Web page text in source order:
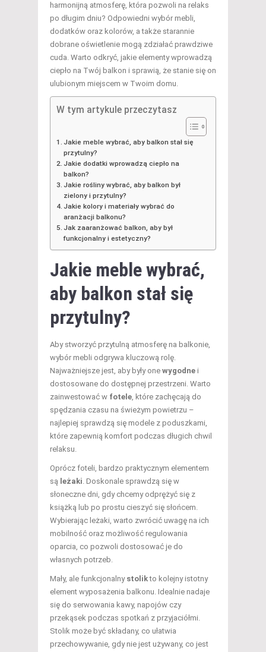
harmonijną atmosferę, która pozwoli na relaks
po długim dniu? Odpowiedni wybór mebli,
dodatków oraz kolorów, a także starannie
dobrane oświetlenie mogą zdziałać prawdziwe
cuda. Warto odkryć, jakie elementy wprowadzą
ciepło na Twój balkon i sprawią, że stanie się on
ulubionym miejscem w Twoim domu.
W tym artykule przeczytasz
Jakie meble wybrać, aby balkon stał się
przytulny?
Jakie dodatki wprowadzą ciepło na
balkon?
Jakie rośliny wybrać, aby balkon był
zielony i przytulny?
Jakie kolory i materiały wybrać do
aranżacji balkonu?
Jak zaaranżować balkon, aby był
funkcjonalny i estetyczny?
Jakie meblewybrać,
aby balkon stał się
przytulny?
Aby stworzyć przytulną atmosferę na balkonie,
wybór mebli odgrywa kluczową rolę.
Najważniejsze jest, aby były one wygodne i
dostosowane do dostępnej przestrzeni. Warto
zainwestować w fotele, które zachęcają do
spędzania czasu na świeżym powietrzu –
najlepiej sprawdzą się modele z poduszkami,
które zapewnią komfort podczas długich chwil
relaksu.
Oprócz foteli, bardzo praktycznym elementem
są leżaki. Doskonale sprawdzą się w
słoneczne dni, gdy chcemy odprężyć się z
książką lub po prostu cieszyć się słońcem.
Wybierając leżaki, warto zwrócić uwagę na ich
mobilność oraz możliwość regulowania
oparcia, co pozwoli dostosować je do
własnych potrzeb.
Mały, ale funkcjonalny stolikto kolejny istotny
element wyposażenia balkonu. Idealnie nadaje
się do serwowania kawy, napojów czy
przekąsek podczas spotkań z przyjaciółmi.
Stolik może być składany, co ułatwia
przechowywanie, gdy nie jest używany, co jest